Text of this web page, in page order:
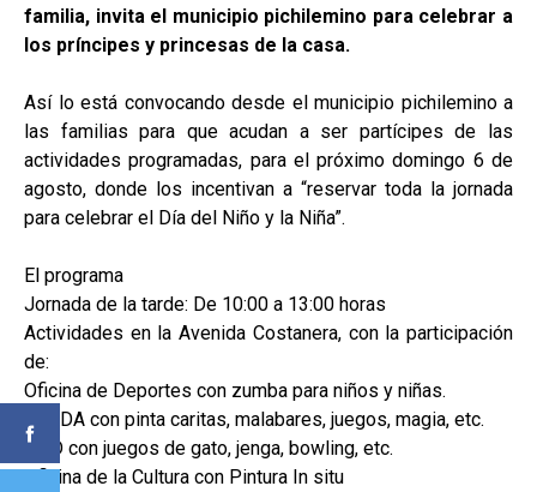
familia, invita el municipio pichilemino para celebrar a
los príncipes y princesas de la casa.
Así lo está convocando desde el municipio pichilemino a
las familias para que acudan a ser partícipes de las
actividades programadas, para el próximo domingo 6 de
agosto, donde los incentivan a “reservar toda la jornada
para celebrar el Día del Niño y la Niña”.
El programa
Jornada de la tarde: De 10:00 a 13:00 horas
Actividades en la Avenida Costanera, con la participación
de:
Oficina de Deportes con zumba para niños y niñas.
SENDA con pinta caritas, malabares, juegos, magia, etc.
OPD con juegos de gato, jenga, bowling, etc.
Oficina de la Cultura con Pintura In situ